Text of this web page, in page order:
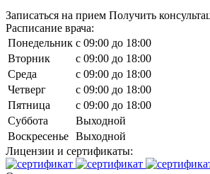
Записаться на прием Получить
Расписание врача:
Понедельник c 09:00 до 18:00
Вторник
c 09:00 до 18:00
Среда
c 09:00 до 18:00
Четверг
c 09:00 до 18:00
Пятница
c 09:00 до 18:00
Суббота
Выходной
Воскресенье Выходной
Лицензии и сертификаты: